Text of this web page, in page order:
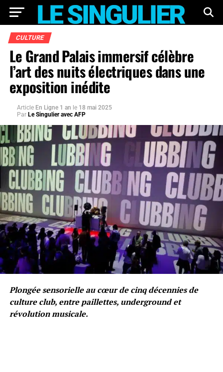
CULTURE
Le Grand Palais immersif célèbre
l’art des nuits électriques dans une
exposition inédite
Article En Ligne 1 an le 18 mai 2025
Par Le Singulier avec AFP
Plongée sensorielle au cœur de cinq décennies de
culture club, entre paillettes, underground et
révolution musicale.